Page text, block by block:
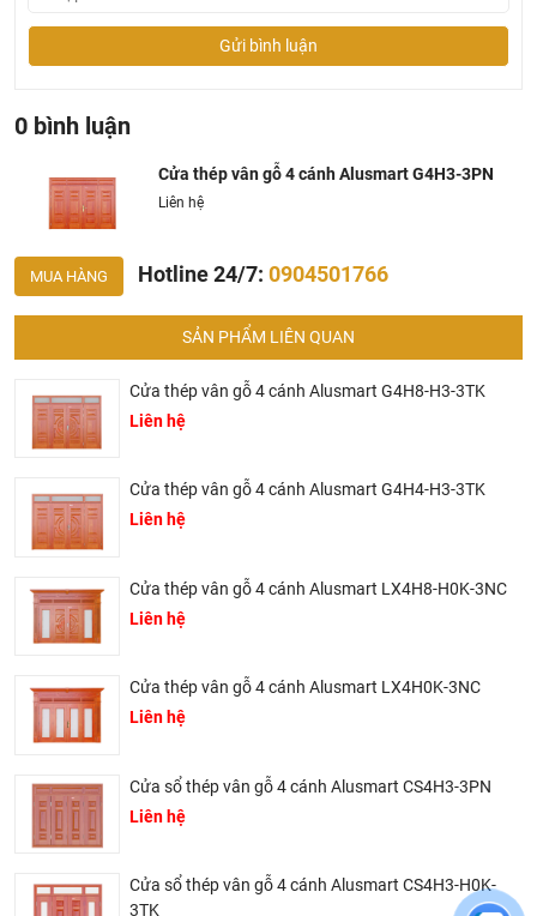
Ưu điểm của cửa thép vân gỗ 4 cánh
Cửa Thép Vân Gỗ 4 Cánh là một sản phẩm hội tụ nhiều
loại vật liệu, công nghệ hiện đại và là giải pháp để thay thế
cửa gỗ truyền thống. Không những mang đầy đủ các phẩm
chất của gỗ tự nhiên mà còn khắc chế được hầu hết các
Với nhiều ưu điểm như:
Không cong vênh, không mối mọt, không co ngót.
Không bong tróc, phai màu, phù hợp với môi trường ở
Việt Nam.
Mẫu mã đa dạng, phong phú, phù hợp với nhiều phong
cách kiến trúc hiện đại và cổ điển.
Giá rẻ hơn so với các sản phẩm cửa gỗ tự nhiên.
Tại Khali Nguyễn, chúng tôi cam kết:
Cam kết 100% sản phẩm chính hãng, nếu phát hiện ra
hàng giả hàng nhái hoàn tiền 200%.
Gửi bình luận
0 bình luận
Cửa thép vân gỗ 4 cánh Alusmart G4H3-3PN
Liên hệ
MUA HÀNG Hotline 24/7: 0904501766
SẢN PHẨM LIÊN QUAN
Cửa thép vân gỗ 4 cánh Alusmart G4H8-H3-3TK
Liên hệ
Cửa thép vân gỗ 4 cánh Alusmart G4H4-H3-3TK
Liên hệ
Cửa thép vân gỗ 4 cánh Alusmart LX4H8-H0K-3NC
Liên hệ
Cửa thép vân gỗ 4 cánh Alusmart LX4H0K-3NC
Liên hệ
Cửa sổ thép vân gỗ 4 cánh Alusmart CS4H3-3PN
Liên hệ
Cửa sổ thép vân gỗ 4 cánh Alusmart CS4H3-H0K-
3TK